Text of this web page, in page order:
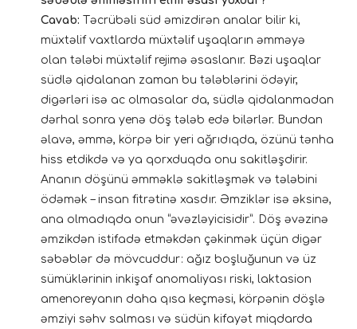
Cavab: Təcrübəli süd əmizdirən analar bilir ki,
müxtəlif vaxtlarda müxtəlif uşaqların əmməyə
olan tələbi müxtəlif rejimə əsaslanır. Bəzi uşaqlar
südlə qidalanan zaman bu tələblərini ödəyir,
digərləri isə ac olmasalar da, südlə qidalanmadan
dərhal sonra yenə döş tələb edə bilərlər. Bundan
əlavə, əmmə, körpə bir yeri ağrıdıqda, özünü tənha
hiss etdikdə və ya qorxduqda onu sakitləşdirir.
Ananın döşünü əmməklə sakitləşmək və tələbini
ödəmək – insan fitrətinə xasdır. Əmziklər isə əksinə,
ana olmadıqda onun “əvəzləyicisidir”. Döş əvəzinə
əmzikdən istifadə etməkdən çəkinmək üçün digər
səbəblər də mövcuddur: ağız boşluğunun və üz
sümüklərinin inkişaf anomaliyası riski, laktasion
amenoreyanın daha qısa keçməsi, körpənin döşlə
əmziyi səhv salması və südün kifayət miqdarda